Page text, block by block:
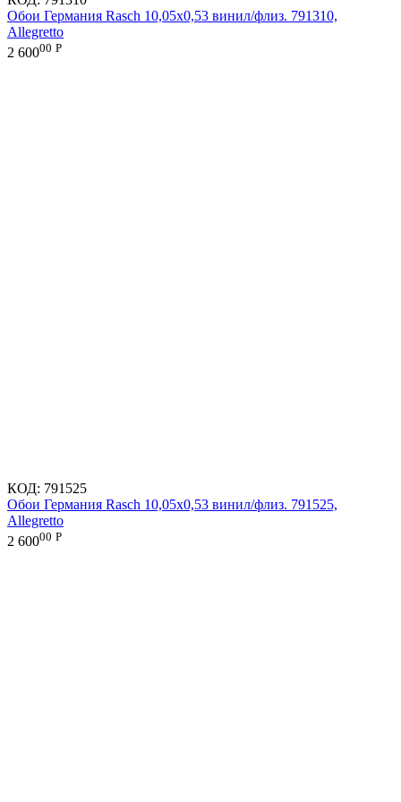
Обои Германия Rasch 10,05x0,53 винил/флиз. 791310,
Allegretto
2 60000 Р
КОД: 791525
Обои Германия Rasch 10,05x0,53 винил/флиз. 791525,
Allegretto
2 60000 Р